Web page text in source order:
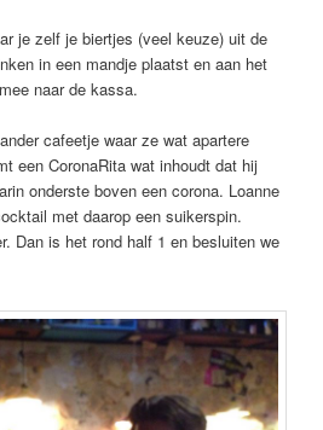
je zelf je biertjes (veel keuze) uit de
in een mandje plaatst en aan het
naar de kassa.
cafeetje waar ze wat apartere
een CoronaRita wat inhoudt dat hij
onderste boven een corona. Loanne
met daarop een suikerspin.
Dan is het rond half 1 en besluiten we